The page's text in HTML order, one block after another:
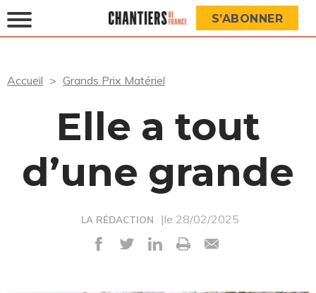
S’ABONNER
Accueil Grands Prix Matériel
Elle a tout
d’une grande
LA RÉDACTION |le 28/02/2025